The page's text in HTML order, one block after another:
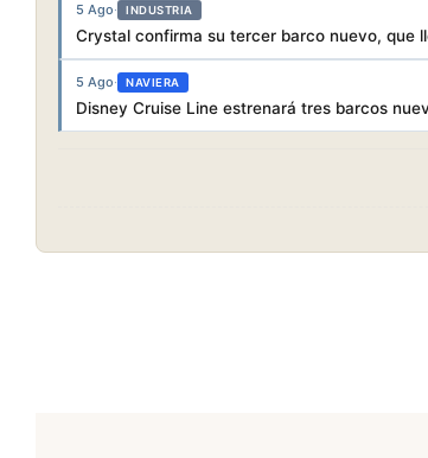
5 Ago· INDUSTRIA
Crystal confirma su tercer barco nuevo, que
5 Ago· NAVIERA
Disney Cruise Line estrenará tres barcos